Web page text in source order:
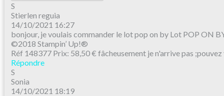
S
Stierlen reguia
14/10/2021 16:27
bonjour, je voulais commander le lot pop on by Lot POP ON
©2018 Stampin’ Up!®
Réf 148377 Prix: 58,50 € fâcheusement je n'arrive pas
Répondre
S
Sonia
14/10/2021 18:19